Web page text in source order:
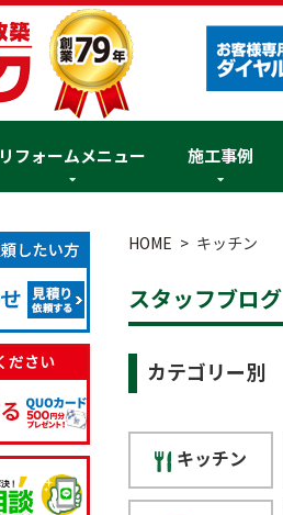
リフォームメニュー 施工事例
HOME キッチン
スタッフブログ
カテゴリー別
キッチン